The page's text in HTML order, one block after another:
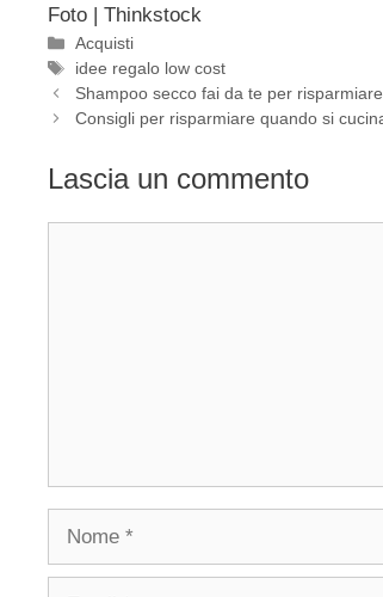
Foto | Thinkstock
Categorie
Acquisti
Tag
idee regalo low cost
Shampoo secco fai da te per risparmiare
Consigli per risparmiare quando si
Lascia un commento